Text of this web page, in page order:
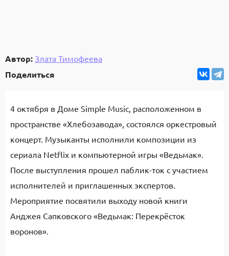
Автор: Злата Тимофеева
Поделиться
4 октября в Доме Simple Music, расположенном в
пространстве «Хлебозавода», состоялся оркестровый
концерт. Музыканты исполнили композиции из
сериала Netflix и компьютерной игры «Ведьмак».
После выступления прошел паблик-ток с участием
исполнителей и приглашенных экспертов.
Мероприятие посвятили выходу новой книги
Анджея Сапковского «Ведьмак: Перекрёсток
воронов».